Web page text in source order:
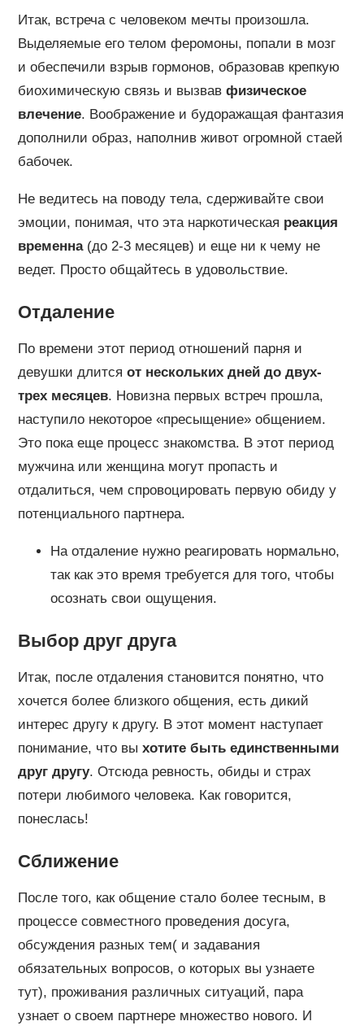
Итак, встреча с человеком мечты произошла.
Выделяемые его телом феромоны, попали в мозг
и обеспечили взрыв гормонов, образовав крепкую
биохимическую связь и вызвав физическое
влечение. Воображение и будоражащая фантазия
дополнили образ, наполнив живот огромной стаей
бабочек.
Не ведитесь на поводу тела, сдерживайте свои
эмоции, понимая, что эта наркотическая реакция
временна(до 2-3 месяцев) и еще ни к чему не
ведет. Просто общайтесь в удовольствие.
Отдаление
По времени этот период отношений парня и
девушки длится от нескольких дней до двух-
трех месяцев. Новизна первых встреч прошла,
наступило некоторое «пресыщение» общением.
Это пока еще процесс знакомства. В этот период
мужчина или женщина могут пропасть и
отдалиться, чем спровоцировать первую обиду у
потенциального партнера.
На отдаление нужно реагировать нормально,
так как это время требуется для того, чтобы
осознать свои ощущения.
Выбор друг друга
Итак, после отдаления становится понятно, что
хочется более близкого общения, есть дикий
интерес другу к другу. В этот момент наступает
понимание, что вы хотите быть единственными
друг другу. Отсюда ревность, обиды и страх
потери любимого человека. Как говорится,
понеслась!
Сближение
После того, как общение стало более тесным, в
процессе совместного проведения досуга,
обсуждения разных тем( и задавания
обязательных вопросов, о которых вы узнаете
тут), проживания различных ситуаций, пара
узнает о своем партнере множество нового. И